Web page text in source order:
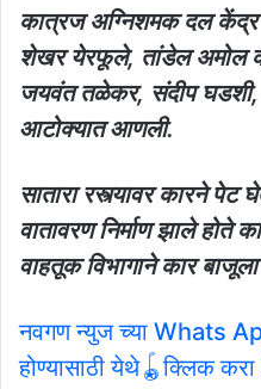
कात्रज अग्निशमक दल
शेखर येरफूले, तांडेल अमोल
जयवंत तळेकर, संदीप
आटोक्यात आणली.
सातारा रस्त्यावर कारने पेट
वातावरण निर्माण झाले होते
वाहतूक विभागाने कार
नवगण न्युज च्या Whats
होण्यासाठी येथे🪀क्लिक करा